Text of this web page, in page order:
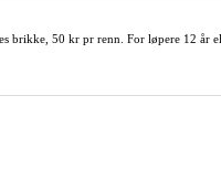
brikke, 50 kr pr renn. For løpere 12 år